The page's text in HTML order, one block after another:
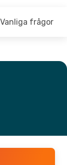
Vanliga frågor